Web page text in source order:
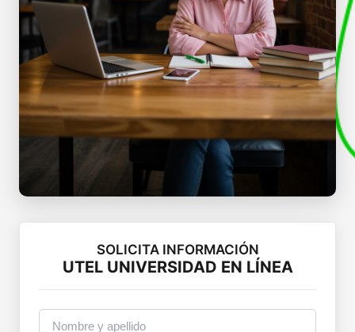
SOLICITA INFORMACIÓN
UTEL UNIVERSIDAD EN LÍNEA